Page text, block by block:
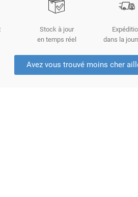
Stock à jour
en temps réel
dans la
Avez vous trouvé moins cher